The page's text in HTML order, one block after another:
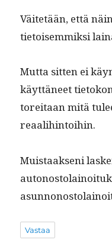
Väitetään, että
tietoisem­mik­si
Mut­ta sit­ten ei
käyt­täneet
tor­e­itaan mitä
reaalihintoihin.
Muis­taak­seni
Vastaa